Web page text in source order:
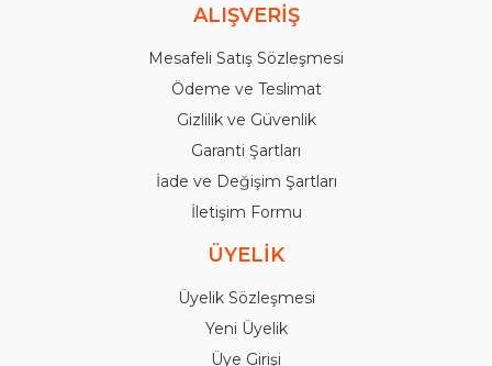
ALIŞVERİŞ
Mesafeli Satış Sözleşmesi
Ödeme ve Teslimat
Gizlilik ve Güvenlik
Garanti Şartları
İade ve Değişim Şartları
İletişim Formu
ÜYELİK
Üyelik Sözleşmesi
Yeni Üyelik
Üye Girişi